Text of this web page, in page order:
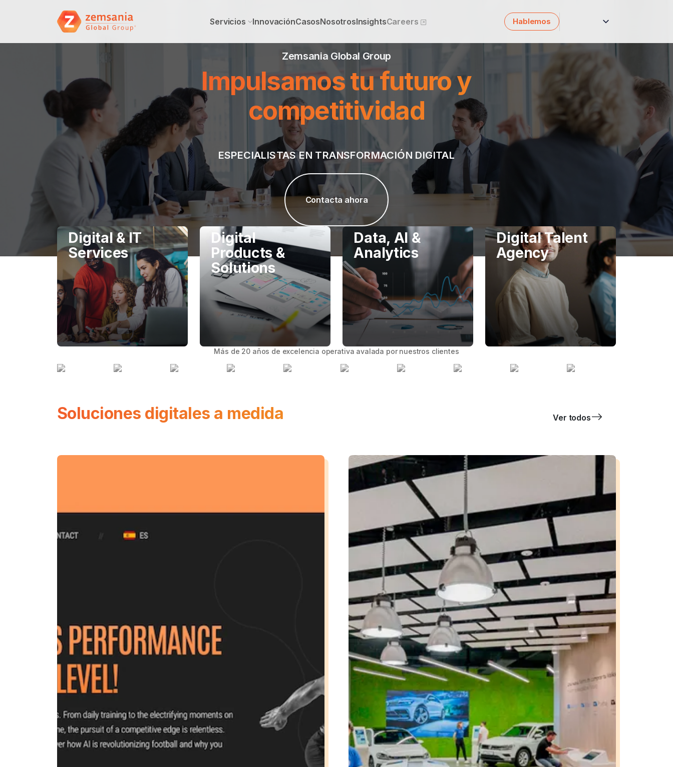
Servicios InnovaciónCasosNosotrosInsightsCareers Hablemos
Zemsania Global Group
Impulsamos tu futuro y
competitividad
ESPECIALISTAS EN TRANSFORMACIÓN DIGITAL
Contacta ahora
Digital & IT
Services
Digital
Products &
Solutions
Data, AI &
Analytics
Digital Talent
Agency
Más de 20 años de excelencia operativa avalada por nuestros clientes
Soluciones digitales a medida Ver todos